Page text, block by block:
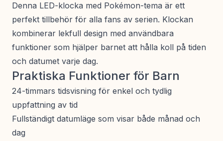
Denna LED-klocka med Pokémon-tema är ett
perfekt tillbehör för alla fans av serien. Klockan
kombinerar lekfull design med användbara
funktioner som hjälper barnet att hålla koll på tiden
och datumet varje dag.
Praktiska Funktioner för Barn
24-timmars tidsvisning för enkel och tydlig
uppfattning av tid
Fullständigt datumläge som visar både månad och
dag